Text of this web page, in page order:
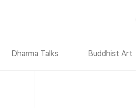
Dharma Talks Buddhist Art